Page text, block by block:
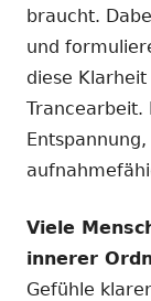
braucht.
und
diese
Trancearbeit.
Viele
innerer
Gefühle